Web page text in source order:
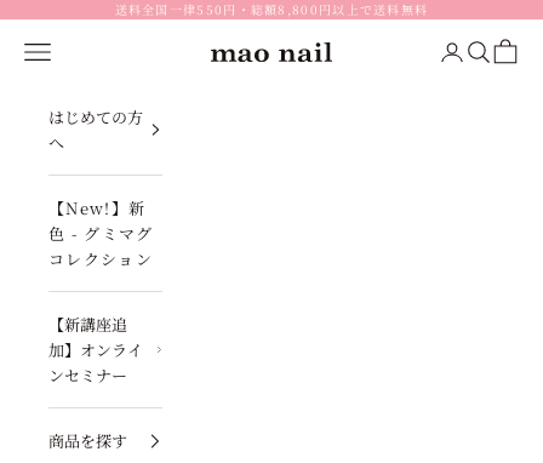
コンテンツへスキップ送料全国一律550円・総額8,800円以上で送料無料
mao nail
メニュー ログイン
検索カート
はじめての方
へ
【New!】新
色 - グミマグ
コレクション
【新講座追
加】オンライ
ンセミナー
商品を探す